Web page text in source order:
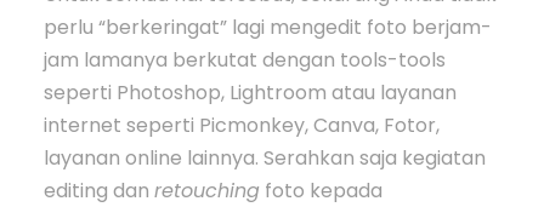
perlu “berkeringat” lagi mengedit foto berjam-
jam lamanya berkutat dengan tools-tools
seperti Photoshop, Lightroom atau layanan
internet seperti Picmonkey, Canva, Fotor,
layanan online lainnya. Serahkan saja kegiatan
editing danretouching foto kepada